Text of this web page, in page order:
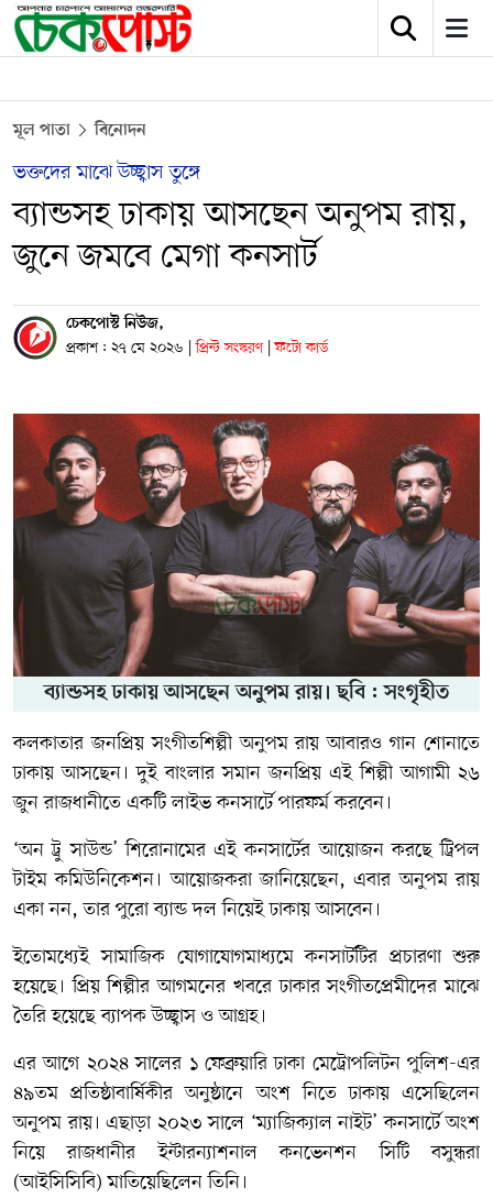
মূল পাতা বিনোদন
ভক্তদের মাঝে উচ্ছ্বাস তুঙ্গে
ব্যান্ডসহ ঢাকায় আসছেন অনুপম রায়,
জুনে জমবে মেগা কনসার্ট
চেকপোস্ট নিউজ,
প্রকাশ : ২৭ মে ২০২৬ | প্রিন্ট সংস্করণ | ফটো কার্ড
ব্যান্ডসহ ঢাকায় আসছেন অনুপম রায়। ছবি : সংগৃহীত
কলকাতার জনপ্রিয় সংগীতশিল্পীঅনুপম রায় আবারও গান শোনাতে
ঢাকায় আসছেন। দুই বাংলার সমান জনপ্রিয় এই শিল্পী আগামী ২৬
জুন রাজধানীতে একটি লাইভ কনসার্টে পারফর্ম করবেন।
‘অন ট্রু সাউন্ড’ শিরোনামের এই কনসার্টের আয়োজন করছেট্রিপল
টাইম কমিউনিকেশন। আয়োজকরা জানিয়েছেন, এবার অনুপম রায়
একা নন, তার পুরো ব্যান্ড দল নিয়েই ঢাকায় আসবেন।
ইতোমধ্যেই সামাজিক যোগাযোগমাধ্যমে কনসার্টটির প্রচারণা শুরু
হয়েছে। প্রিয় শিল্পীর আগমনের খবরে ঢাকার সংগীতপ্রেমীদের মাঝে
তৈরি হয়েছে ব্যাপক উচ্ছ্বাস ও আগ্রহ।
এর আগে ২০২৪ সালের ১ ফেব্রুয়ারিঢাকা মেট্রোপলিটন পুলিশ-এর
৪৯তম প্রতিষ্ঠাবার্ষিকীর অনুষ্ঠানে অংশ নিতে ঢাকায় এসেছিলেন
অনুপম রায়। এছাড়া ২০২৩ সালে ‘ম্যাজিক্যাল নাইট’ কনসার্টে অংশ
নিয়ে রাজধানীরইন্টারন্যাশনাল কনভেনশন সিটি বসুন্ধরা
(আইসিসিবি) মাতিয়েছিলেন তিনি।